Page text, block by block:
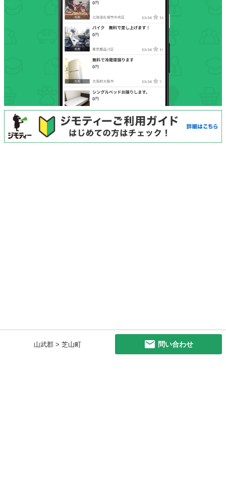
山武郡 > 芝山町 問い合わせ